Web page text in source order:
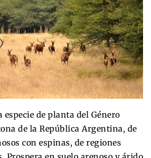
especie de planta del Género
de la República Argentina, de
con espinas, de regiones